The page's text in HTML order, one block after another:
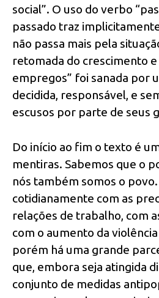
social”. O uso do verbo
passado traz
não passa mais pela
retomada do crescimento
empregos” foi sanada por
decidida, responsável, e
escusos por parte de seus
Do início ao fim o texto é
mentiras. Sabemos que o
nós também somos o
cotidianamente com as
relações de trabalho, com
com o aumento da
porém há uma grande
que, embora seja atingida
conjunto de medidas